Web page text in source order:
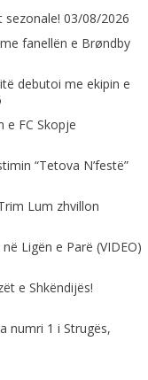
sezonale! 03/08/2026
fanellën e Brøndby
debutoi me ekipin e
e FC Skopje
“Tetova N’festë”
Lum zhvillon
Ligën e Parë (VIDEO)
e Shkëndijës!
numri 1 i Strugës,